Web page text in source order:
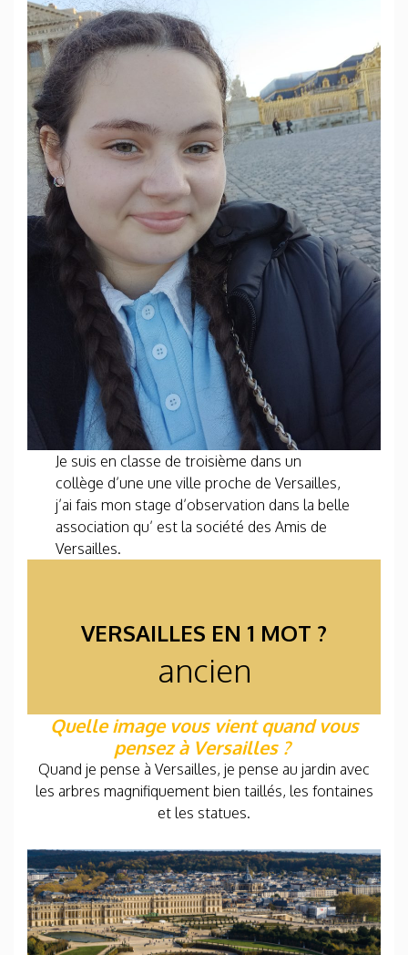
Je suis en classe de troisième dans un
collège d’une une ville proche de Versailles,
j’ai fais mon stage d’observation dans la belle
association qu’ est la société des Amis de
Versailles.
VERSAILLES EN 1 MOT ?
ancien
Quelle image vous vient quand vous
pensez à Versailles ?
Quand je pense à Versailles, je pense au jardin avec
les arbres magnifiquement bien taillés, les fontaines
et les statues.